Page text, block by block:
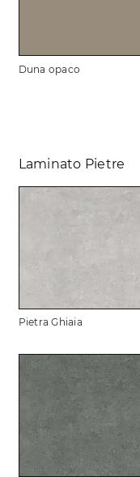
Duna opaco
Laminato Pietre
Pietra Ghiaia